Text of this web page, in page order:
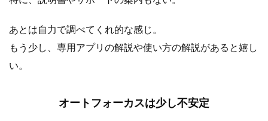
あとは自力で調べてくれ的な感じ。
もう少し、専用アプリの解説や使い方の解説があると嬉し
い。
オートフォーカスは少し不安定